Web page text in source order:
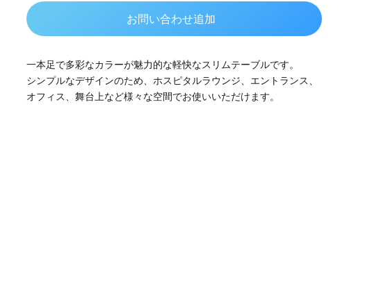
お問い合わせ追加
一本足で多彩なカラーが魅力的な軽快なスリムテーブルです。
シンプルなデザインのため、ホスピタルラウンジ、エントランス、
オフィス、舞台上など様々な空間でお使いいただけます。